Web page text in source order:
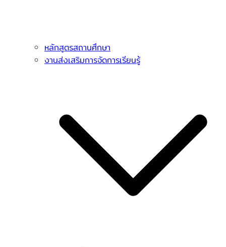
หลักสูตรสถานศึกษา
งานส่งเสริมการจัดการเรียนรู้